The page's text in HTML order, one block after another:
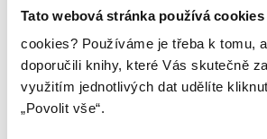
Tato webová stránka používá cookies
cookies? Používáme je třeba k tomu,
doporučili knihy, které Vás skutečně
využitím jednotlivých dat udělíte
„Povolit vše“.
Dvojitý zásah
Mariana Zapata